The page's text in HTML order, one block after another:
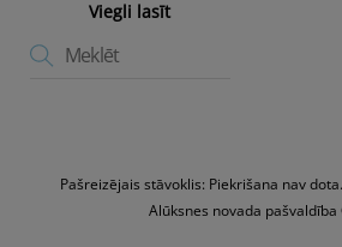
Viegli lasīt
Pašreizējais stāvoklis: Piekrišana nav dota.
Alūksnes novada